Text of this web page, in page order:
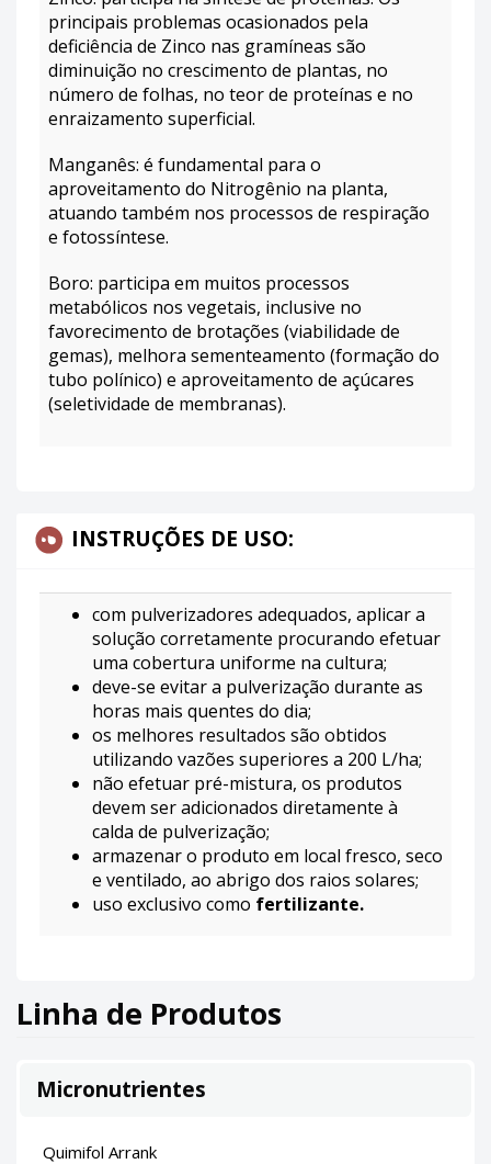
principais problemas ocasionados pela
deficiência de Zinco nas gramíneas são
diminuição no crescimento de plantas, no
número de folhas, no teor de proteínas e no
enraizamento superficial.
Manganês: é fundamental para o
aproveitamento do Nitrogênio na planta,
atuando também nos processos de respiração
e fotossíntese.
Boro: participa em muitos processos
metabólicos nos vegetais, inclusive no
favorecimento de brotações (viabilidade de
gemas), melhora sementeamento (formação do
tubo polínico) e aproveitamento de açúcares
(seletividade de membranas).
INSTRUÇÕES DE USO:
com pulverizadores adequados, aplicar a
solução corretamente procurando efetuar
uma cobertura uniforme na cultura;
deve-se evitar a pulverização durante as
horas mais quentes do dia;
os melhores resultados são obtidos
utilizando vazões superiores a 200 L/ha;
não efetuar pré-mistura, os produtos
devem ser adicionados diretamente à
calda de pulverização;
armazenar o produto em local fresco, seco
e ventilado, ao abrigo dos raios solares;
uso exclusivo como fertilizante.
Linha de Produtos
Micronutrientes
Quimifol Arrank